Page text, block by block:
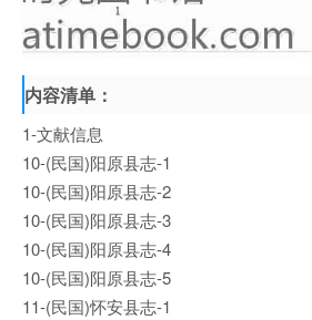
内容清单：
1-文献信息
10-(民国)阳原县志-1
10-(民国)阳原县志-2
10-(民国)阳原县志-3
10-(民国)阳原县志-4
10-(民国)阳原县志-5
11-(民国)怀安县志-1